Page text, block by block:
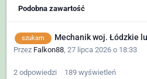
Podobna zawartość
szukam Mechanik woj. Łódzkie
Przez Falkon88 27 lipca 2026 o 18:33
2 odpowiedzi 189 wyświetleń